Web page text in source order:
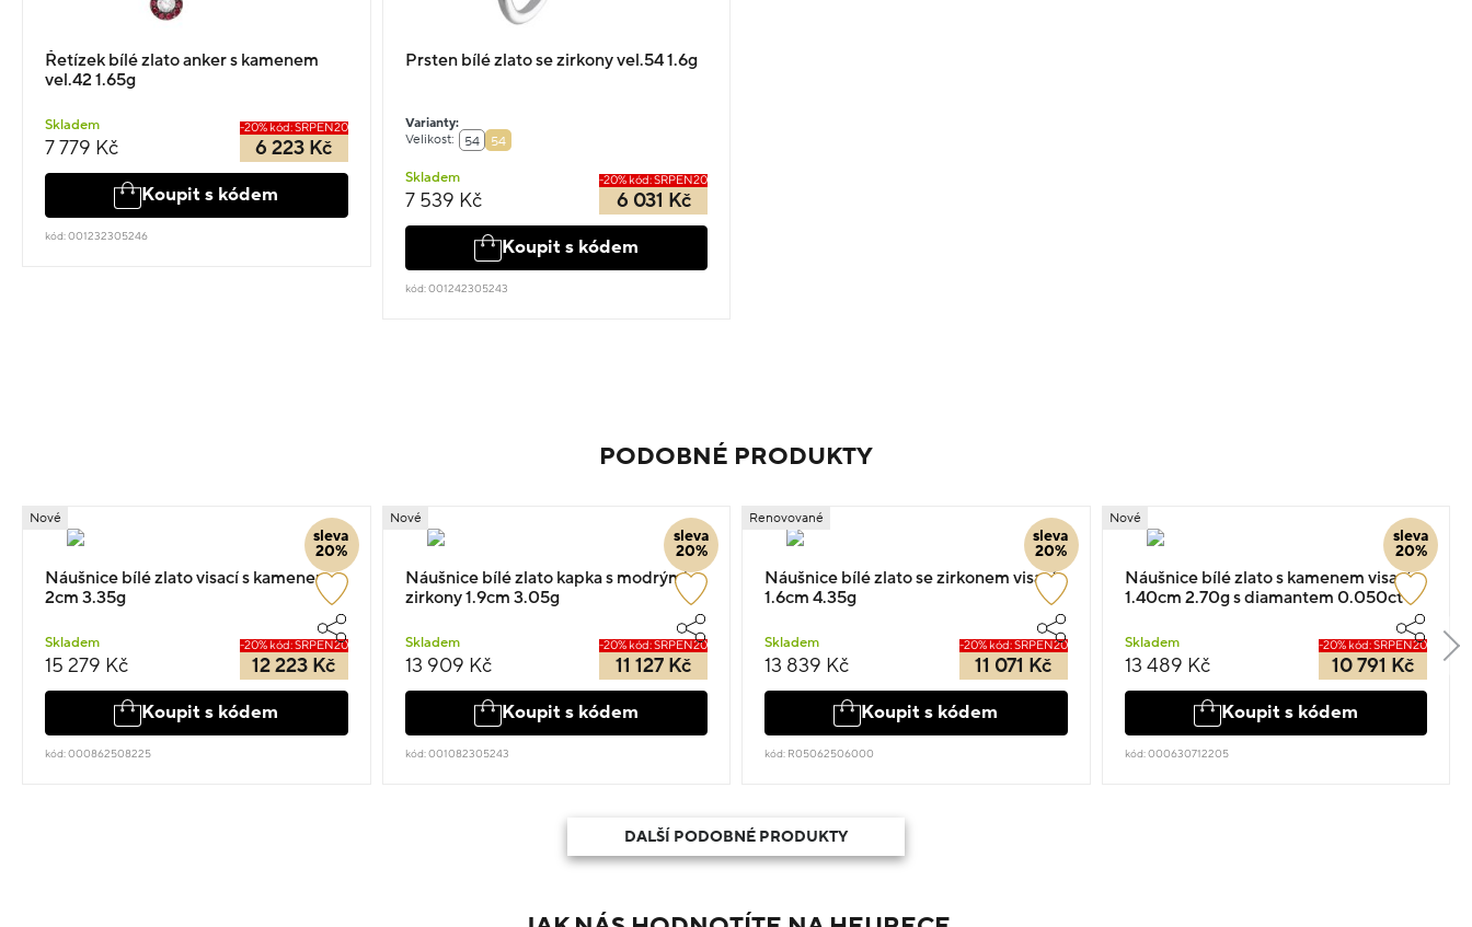
Řetízek bílé zlato anker s kamenem
vel.42 1.65g
Skladem
7 779 Kč
-20% kód: SRPEN20
6 223 Kč
Koupit s kódem
kód: 001232305246
Prsten bílé zlato se zirkony vel.54 1.6g
Varianty:
Velikost:
54 54
Skladem
7 539 Kč
-20% kód: SRPEN20
6 031 Kč
Koupit s kódem
kód: 001242305243
PODOBNÉ PRODUKTY
sleva
20%
Nové
Náušnice bílé zlato visací s kamenem
2cm 3.35g
Skladem
15 279 Kč
-20% kód: SRPEN20
12 223 Kč
Koupit s kódem
kód: 000862508225
sleva
20%
Nové
Náušnice bílé zlato kapka s modrými
zirkony 1.9cm 3.05g
Skladem
13 909 Kč
-20% kód: SRPEN20
11 127 Kč
Koupit s kódem
kód: 001082305243
sleva
20%
Renovované
Náušnice bílé zlato se zirkonem visací
1.6cm 4.35g
Skladem
13 839 Kč
-20% kód: SRPEN20
11 071 Kč
Koupit s kódem
kód: R05062506000
sleva
20%
Nové
Náušnice bílé zlato s kamenem visací
1.40cm 2.70g s diamantem 0.050ct
Skladem
13 489 Kč
-20% kód: SRPEN20
10 791 Kč
Koupit s kódem
kód: 000630712205
DALŠÍ PODOBNÉ PRODUKTY